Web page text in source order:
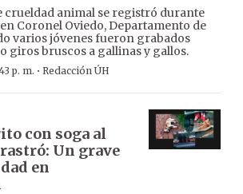
crueldad animal se registró durante
Coronel Oviedo, Departamento de
varios jóvenes fueron grabados
giros bruscos a gallinas y gallos.
p. m. · Redacción ÚH
con soga al
Un grave
en